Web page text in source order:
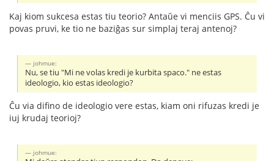
Kaj kiom sukcesa estas tiu teorio? Antaŭe vi menciis GPS. Ĉu vi
povas pruvi, ke tio ne baziĝas sur simplaj teraj antenoj?
johmue:
Nu, se tiu "Mi ne volas kredi je kurbita spaco." ne estas
ideologio, kio estas ideologio?
Ĉu via difino de ideologio vere estas, kiam oni rifuzas kredi je
iuj krudaj teorioj?
johmue: